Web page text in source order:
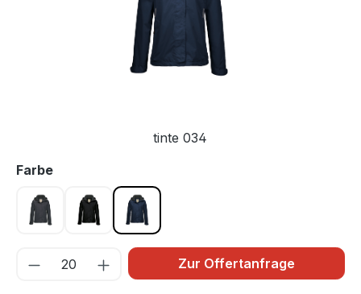
tinte 034
Farbeauswählen
anthrazit 028schwarz 005tinte 034
Zur Offertanfrage